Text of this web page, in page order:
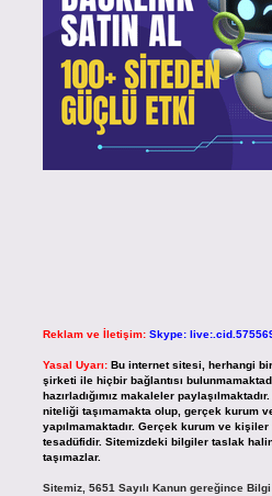
Reklam ve İletişim: Skype:
Yasal Uyarı: Bu internet sitesi, herhangi
şirketi ile hiçbir bağlantısı
hazırladığımız makaleler
niteliği taşımamakta olup, gerçek kurum
yapılmamaktadır. Gerçek kurum ve
tesadüfidir. Sitemizdeki bilgiler taslak
taşımazlar.
Sitemiz, 5651 Sayılı Kanun gereğince